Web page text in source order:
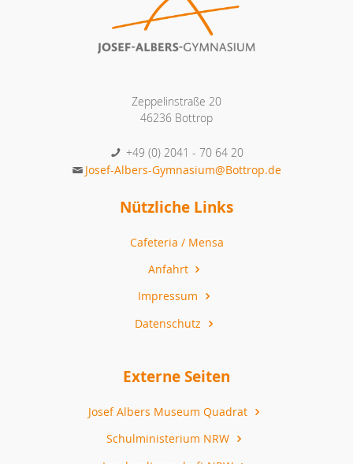
Zeppelinstraße 20
46236 Bottrop
+49 (0) 2041 - 70 64 20
Josef-Albers-Gymnasium@Bottrop.de
Nützliche Links
Cafeteria / Mensa
Anfahrt
Impressum
Datenschutz
Externe Seiten
Josef Albers Museum Quadrat
Schulministerium NRW